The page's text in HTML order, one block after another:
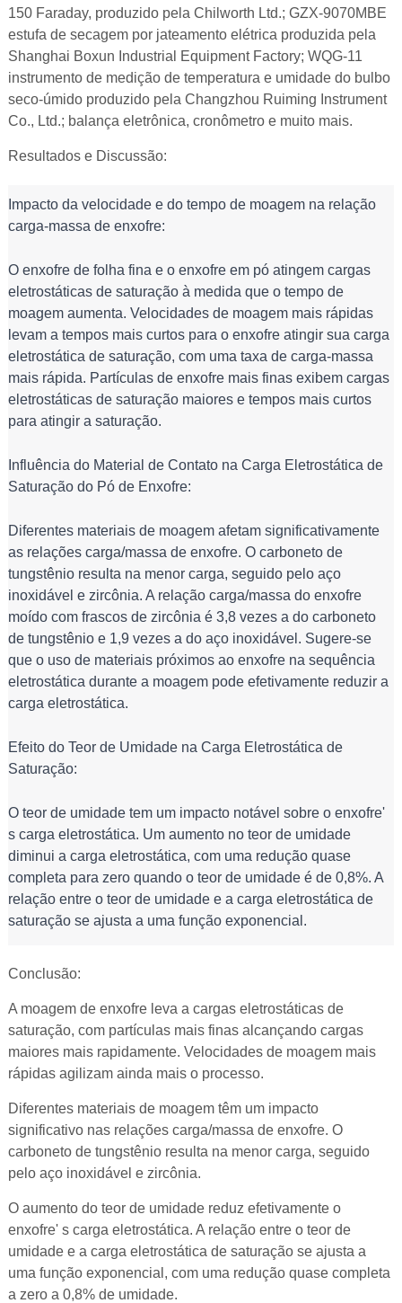
150 Faraday, produzido pela Chilworth Ltd.; GZX-9070MBE
estufa de secagem por jateamento elétrica produzida pela
Shanghai Boxun Industrial Equipment Factory; WQG-11
instrumento de medição de temperatura e umidade do bulbo
seco-úmido produzido pela Changzhou Ruiming Instrument
Co., Ltd.; balança eletrônica, cronômetro e muito mais.
Resultados e Discussão:
Impacto da velocidade e do tempo de moagem na relação
carga-massa de enxofre:
O enxofre de folha fina e o enxofre em pó atingem cargas
eletrostáticas de saturação à medida que o tempo de
moagem aumenta. Velocidades de moagem mais rápidas
levam a tempos mais curtos para o enxofre atingir sua carga
eletrostática de saturação, com uma taxa de carga-massa
mais rápida. Partículas de enxofre mais finas exibem cargas
eletrostáticas de saturação maiores e tempos mais curtos
para atingir a saturação.
Influência do Material de Contato na Carga Eletrostática de
Saturação do Pó de Enxofre:
Diferentes materiais de moagem afetam significativamente
as relações carga/massa de enxofre. O carboneto de
tungstênio resulta na menor carga, seguido pelo aço
inoxidável e zircônia. A relação carga/massa do enxofre
moído com frascos de zircônia é 3,8 vezes a do carboneto
de tungstênio e 1,9 vezes a do aço inoxidável. Sugere-se
que o uso de materiais próximos ao enxofre na sequência
eletrostática durante a moagem pode efetivamente reduzir a
carga eletrostática.
Efeito do Teor de Umidade na Carga Eletrostática de
Saturação:
O teor de umidade tem um impacto notável sobre o enxofre'
s carga eletrostática. Um aumento no teor de umidade
diminui a carga eletrostática, com uma redução quase
completa para zero quando o teor de umidade é de 0,8%. A
relação entre o teor de umidade e a carga eletrostática de
saturação se ajusta a uma função exponencial.
Conclusão:
A moagem de enxofre leva a cargas eletrostáticas de
saturação, com partículas mais finas alcançando cargas
maiores mais rapidamente. Velocidades de moagem mais
rápidas agilizam ainda mais o processo.
Diferentes materiais de moagem têm um impacto
significativo nas relações carga/massa de enxofre. O
carboneto de tungstênio resulta na menor carga, seguido
pelo aço inoxidável e zircônia.
O aumento do teor de umidade reduz efetivamente o
enxofre' s carga eletrostática. A relação entre o teor de
umidade e a carga eletrostática de saturação se ajusta a
uma função exponencial, com uma redução quase completa
a zero a 0,8% de umidade.